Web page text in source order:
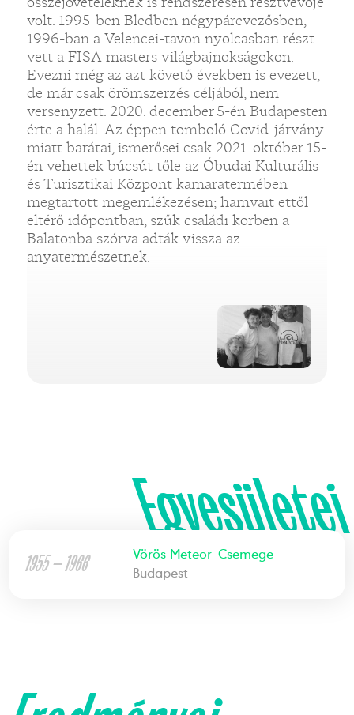
volt. 1995-ben Bledben négypárevezősben,
1996-ban a Velencei-tavon nyolcasban részt
vett a FISA masters világbajnokságokon.
Evezni még az azt követő években is evezett,
de már csak örömszerzés céljából, nem
versenyzett. 2020. december 5-én Budapesten
érte a halál. Az éppen tomboló Covid-járvány
miatt barátai, ismerősei csak 2021. október 15-
én vehettek búcsút tőle az Óbudai Kulturális
és Turisztikai Központ kamaratermében
megtartott megemlékezésen; hamvait ettől
eltérő időpontban, szűk családi körben a
Balatonba szórva adták vissza az
anyatermészetnek.
Egyesületei
1955 — 1966
Vörös Meteor-Csemege
Budapest